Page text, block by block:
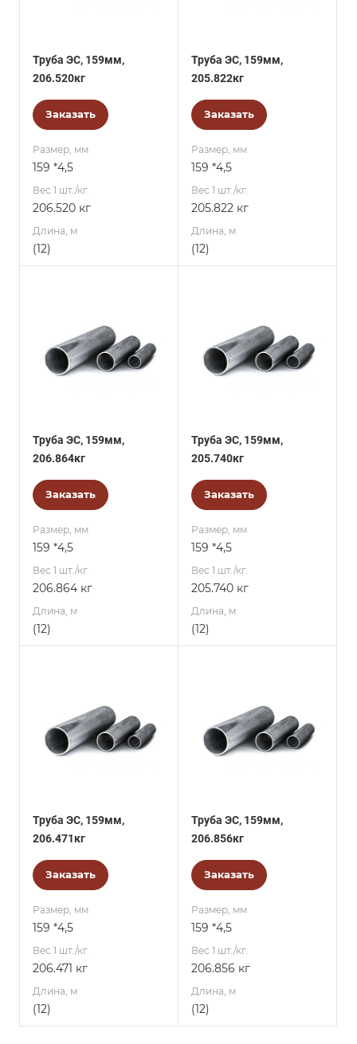
Труба ЭС, 159мм,
206.520кг
Заказать
Размер, мм
159 *4,5
Вес 1 шт./кг.
206.520 кг
Длина, м
(12)
Труба ЭС, 159мм,
205.822кг
Заказать
Размер, мм
159 *4,5
Вес 1 шт./кг.
205.822 кг
Длина, м
(12)
Труба ЭС, 159мм,
206.864кг
Заказать
Размер, мм
159 *4,5
Вес 1 шт./кг.
206.864 кг
Длина, м
(12)
Труба ЭС, 159мм,
205.740кг
Заказать
Размер, мм
159 *4,5
Вес 1 шт./кг.
205.740 кг
Длина, м
(12)
Труба ЭС, 159мм,
206.471кг
Заказать
Размер, мм
159 *4,5
Вес 1 шт./кг.
206.471 кг
Длина, м
(12)
Труба ЭС, 159мм,
206.856кг
Заказать
Размер, мм
159 *4,5
Вес 1 шт./кг.
206.856 кг
Длина, м
(12)